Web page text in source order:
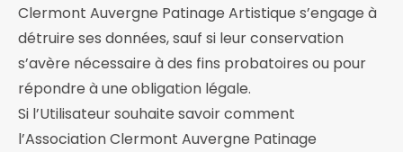
Clermont Auvergne Patinage Artistique s’engage à
détruire ses données, sauf si leur conservation
s’avère nécessaire à des fins probatoires ou pour
répondre à une obligation légale.
Si l’Utilisateur souhaite savoir comment
l’Association Clermont Auvergne Patinage